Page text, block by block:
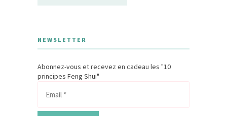
NEWSLETTER
Abonnez-vous et recevez en cadeau les "10
principes Feng Shui"